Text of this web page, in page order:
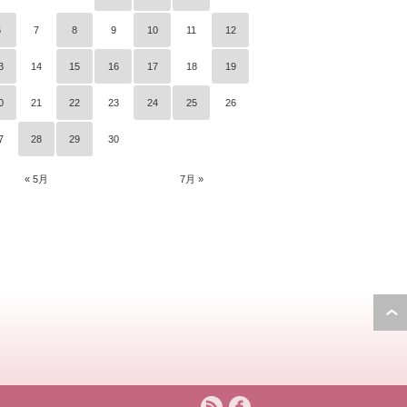
« 5月 7月 »
7 8 9 10 11 12
14 15 16 17 18 19
21 22 23 24 25 26
28 29 30